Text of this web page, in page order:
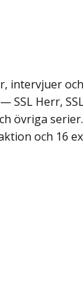
intervjuer
SSL Herr,
övriga
och 16